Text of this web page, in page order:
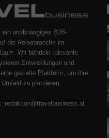
unabhängiges B2B-
die Reisebranche im
Wir bündeln relevante
Entwicklungen und
gezielte Plattform, um ihre
zu platzieren.
redaktion@travelbusiness.at